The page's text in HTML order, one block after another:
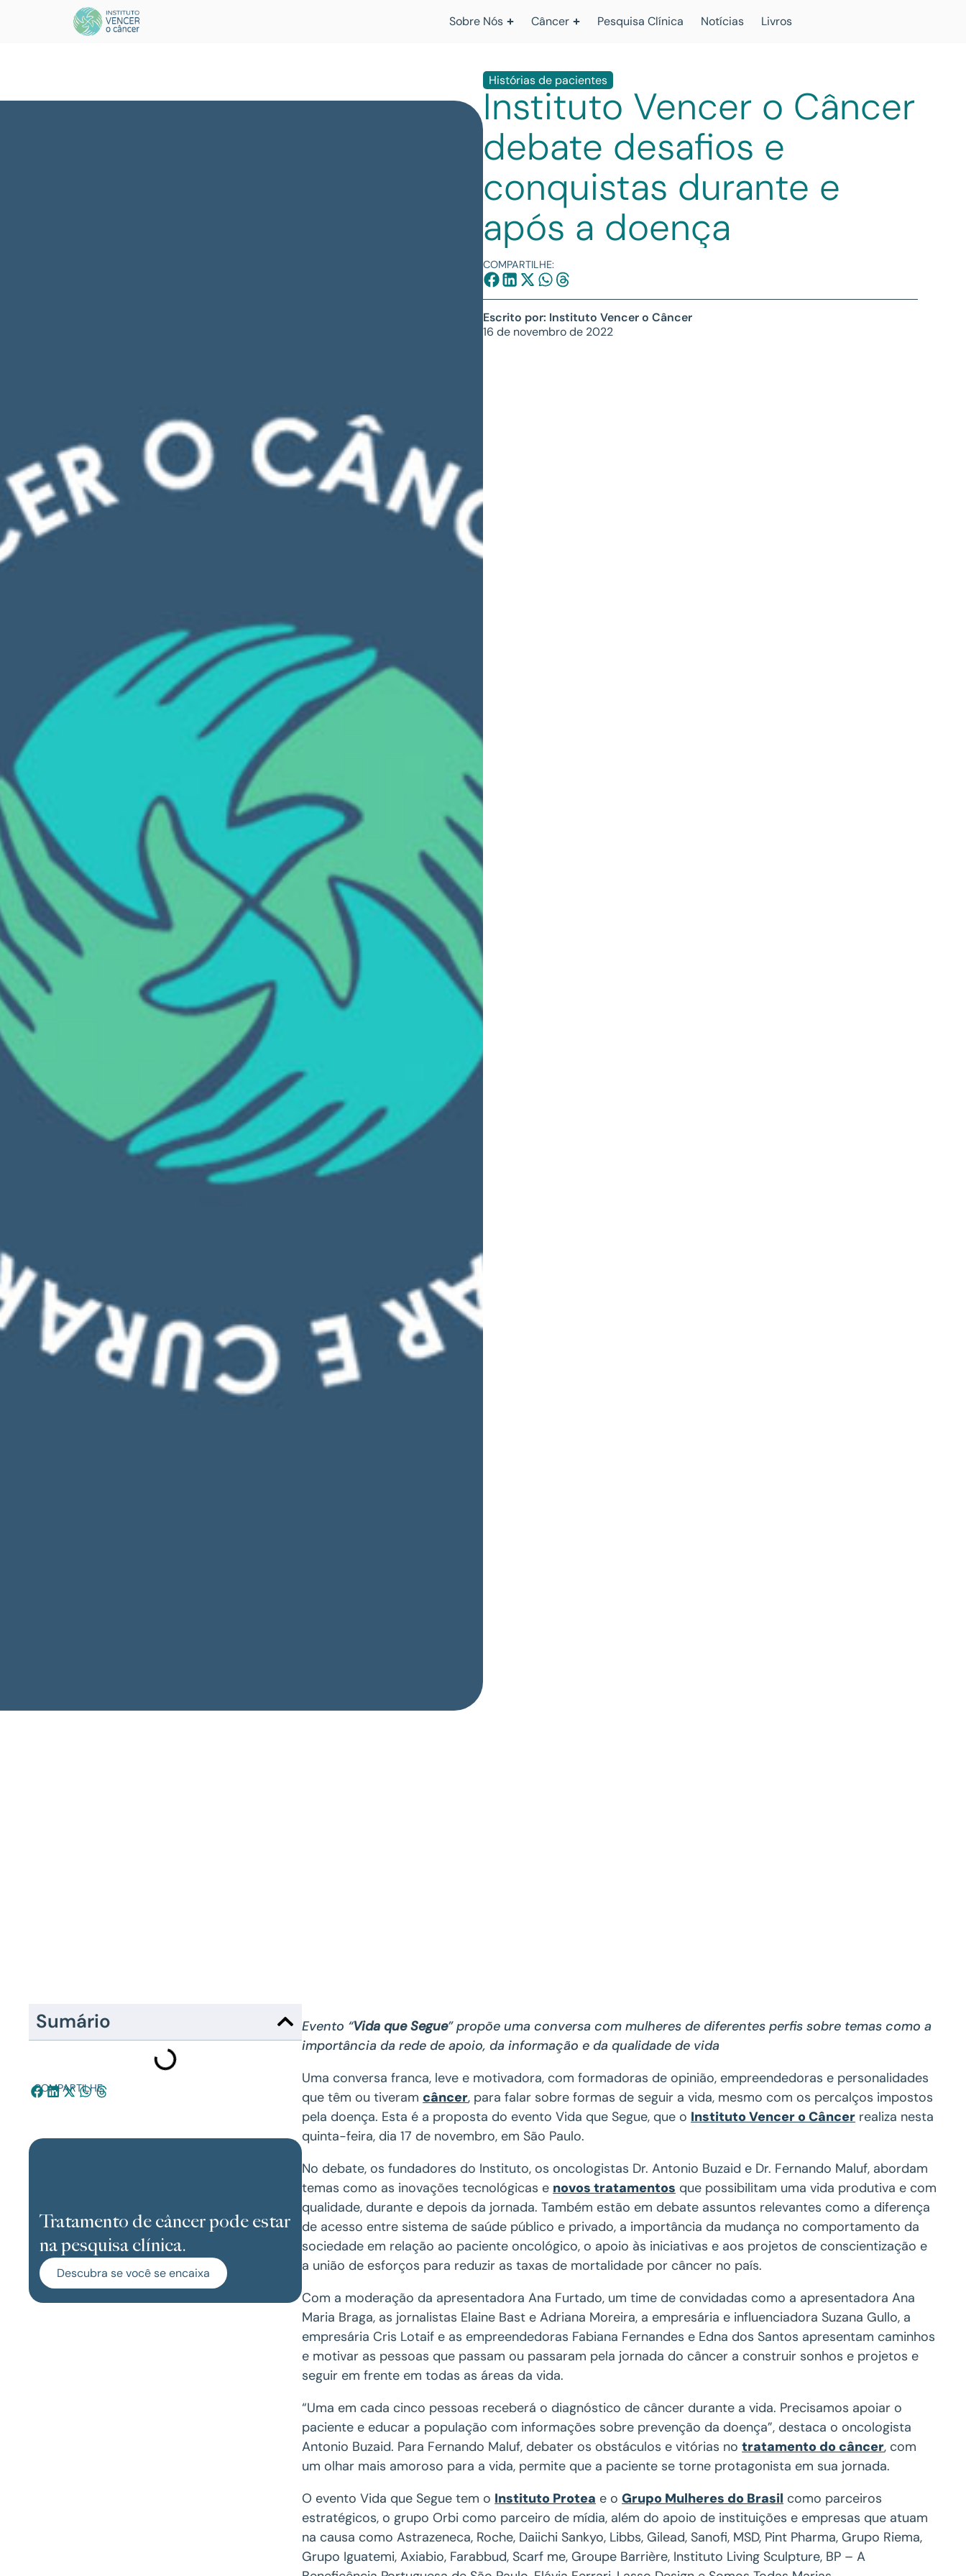
Sobre Nós Câncer Pesquisa Clínica Notícias Livros
Histórias de pacientes
Instituto Vencer o Câncer
debate desafios e
conquistas durante e
após a doença
COMPARTILHE:
Escrito por: Instituto Vencer o Câncer
16 de novembro de 2022
Sumário
COMPARTILHE:
Tratamento de câncer pode estar
na pesquisa clínica.
Descubra se você se encaixa
Evento “Vida que Segue” propõe uma conversa com mulheres de diferentes perfis sobre temas como a
importância da rede de apoio, da informação e da qualidade de vida
Uma conversa franca, leve e motivadora, com formadoras de opinião, empreendedoras e personalidades
que têm ou tiveram câncer, para falar sobre formas de seguir a vida, mesmo com os percalços impostos
pela doença. Esta é a proposta do evento Vida que Segue, que o Instituto Vencer o Câncer realiza nesta
quinta-feira, dia 17 de novembro, em São Paulo.
No debate, os fundadores do Instituto, os oncologistas Dr. Antonio Buzaid e Dr. Fernando Maluf, abordam
temas como as inovações tecnológicas e novos tratamentos que possibilitam uma vida produtiva e com
qualidade, durante e depois da jornada. Também estão em debate assuntos relevantes como a diferença
de acesso entre sistema de saúde público e privado, a importância da mudança no comportamento da
sociedade em relação ao paciente oncológico, o apoio às iniciativas e aos projetos de conscientização e
a união de esforços para reduzir as taxas de mortalidade por câncer no país.
Com a moderação da apresentadora Ana Furtado, um time de convidadas como a apresentadora Ana
Maria Braga, as jornalistas Elaine Bast e Adriana Moreira, a empresária e influenciadora Suzana Gullo, a
empresária Cris Lotaif e as empreendedoras Fabiana Fernandes e Edna dos Santos apresentam caminhos
e motivar as pessoas que passam ou passaram pela jornada do câncer a construir sonhos e projetos e
seguir em frente em todas as áreas da vida.
“Uma em cada cinco pessoas receberá o diagnóstico de câncer durante a vida. Precisamos apoiar o
paciente e educar a população com informações sobre prevenção da doença”, destaca o oncologista
Antonio Buzaid. Para Fernando Maluf, debater os obstáculos e vitórias notratamento do câncer, com
um olhar mais amoroso para a vida, permite que a paciente se torne protagonista em sua jornada.
O evento Vida que Segue tem o Instituto Protea e oGrupo Mulheres do Brasil como parceiros
estratégicos, o grupo Orbi como parceiro de mídia, além do apoio de instituições e empresas que atuam
na causa como Astrazeneca, Roche, Daiichi Sankyo, Libbs, Gilead, Sanofi, MSD, Pint Pharma, Grupo Riema,
Grupo Iguatemi, Axiabio, Farabbud, Scarf me, Groupe Barrière, Instituto Living Sculpture, BP – A